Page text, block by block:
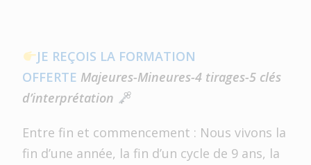
JE REÇOIS LA FORMATION
OFFERTE Majeures-Mineures-4 tirages-5 clés
d’interprétation
Entre fin et commencement : Nous vivons la
fin d’une année, la fin d’un cycle de 9 ans, la